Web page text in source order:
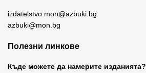
izdatelstvo.mon@azbuki.bg
azbuki@mon.bg
Полезни линкове
Къде можете да намерите изданията?